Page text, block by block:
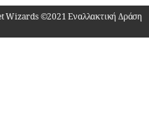
Wizards ©2021 Εναλλακτική Δράση